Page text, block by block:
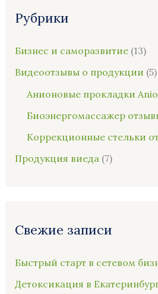
к
Рубрики
Бизнес и саморазвитие(13)
Видеоотзывы о продукции (5)
Анионовые прокладки
Биоэнергомассажер
Коррекционные стельки
Продукция виеда (7)
Свежие записи
Быстрый старт в сетевом
Детоксикация в